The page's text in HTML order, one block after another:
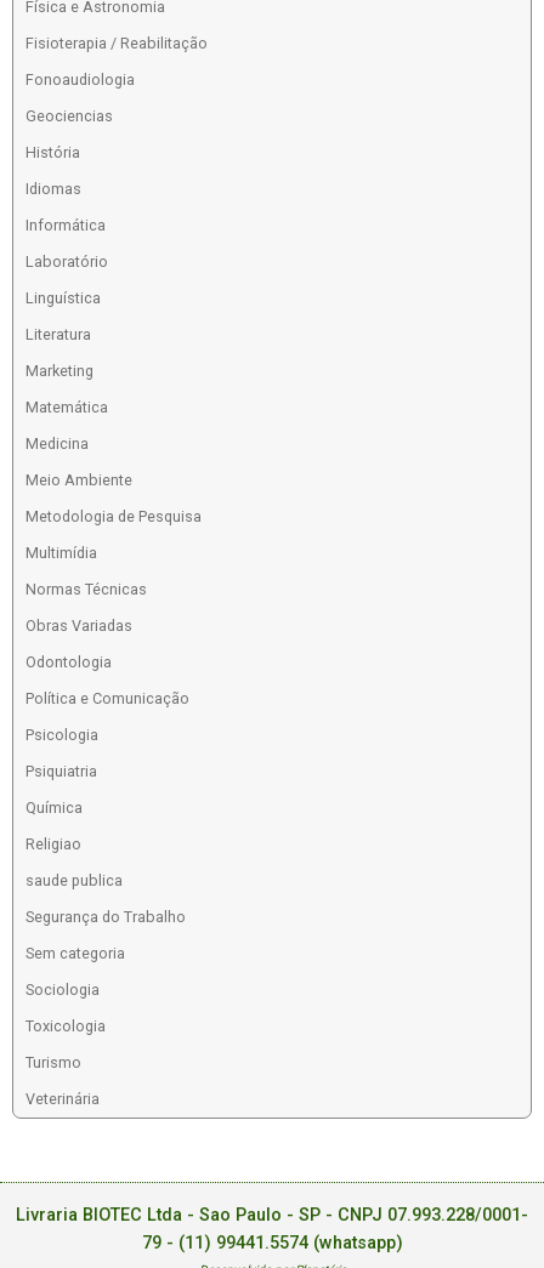
Física e Astronomia
Fisioterapia / Reabilitação
Fonoaudiologia
Geociencias
História
Idiomas
Informática
Laboratório
Linguística
Literatura
Marketing
Matemática
Medicina
Meio Ambiente
Metodologia de Pesquisa
Multimídia
Normas Técnicas
Obras Variadas
Odontologia
Política e Comunicação
Psicologia
Psiquiatria
Química
Religiao
saude publica
Segurança do Trabalho
Sem categoria
Sociologia
Toxicologia
Turismo
Veterinária
Livraria BIOTEC Ltda - Sao Paulo - SP - CNPJ 07.993.228/0001-
79 - (11) 99441.5574 (whatsapp)